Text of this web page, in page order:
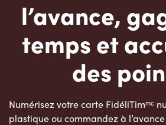
l’avance,
temps et
des
Numérisez votre carte FidéliTimᵐᶜ
plastique ou commandez à